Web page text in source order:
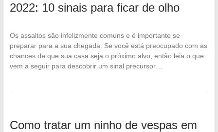
2022: 10 sinais para ficar de olho
Os assaltos são infelizmente comuns e é importante se
preparar para a sua chegada. Se você está preocupado com as
chances de que sua casa seja o próximo alvo, então leia o que
vem a seguir para descobrir um sinal precursor…
Como tratar um ninho de vespas em